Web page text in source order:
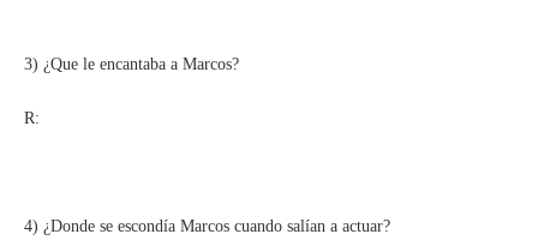
3) ¿Que le encantaba a Marcos?
R:
4) ¿Donde se escondía Marcos cuando salían a actuar?